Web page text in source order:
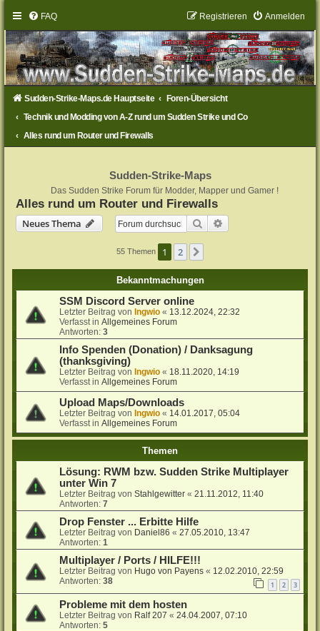
FAQ Anmelden
Registrieren
Sudden-Strike-Maps.de Hauptseite
Foren-Übersicht
Technik und Modding von A-Z rund um Sudden Strike und Co
Alles rund um Router und Firewalls
Sudden-Strike-Maps
Das Sudden Strike Forum für Modder, Mapper und Gamer !
Alles rund um Router und Firewalls
Neues Thema
Suche
55 Themen 1 2
Bekanntmachungen
SSM Discord Server online
Letzter Beitrag von Ingwio « 13.12.2024, 22:32
Verfasst inAllgemeines Forum
Antworten:3
Info Spenden (Donation) / Danksagung
(thanksgiving)
Letzter Beitrag von Ingwio « 18.11.2020, 14:19
Verfasst inAllgemeines Forum
Upload Maps/Downloads
Letzter Beitrag von Ingwio « 14.01.2017, 05:04
Verfasst inAllgemeines Forum
Themen
Lösung: RWM bzw. Sudden Strike Multiplayer
unter Win 7
Letzter Beitrag vonStahlgewitter «21.11.2012, 11:40
Antworten:7
Drop Fenster ... Erbitte Hilfe
Letzter Beitrag von Daniel86 «27.05.2010, 13:47
Antworten:1
Multiplayer / Ports / HILFE!!!
Letzter Beitrag von Hugo von Payens « 12.02.2010, 22:59
Antworten:38 1 2 3
Probleme mit dem hosten
Letzter Beitrag von Ralf 207 «24.04.2007, 07:10
Antworten:5